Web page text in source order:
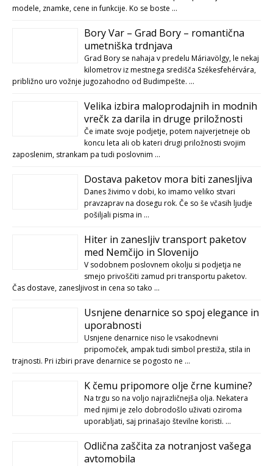
modele, znamke, cene in funkcije. Ko se boste …
Bory Var – Grad Bory – romantična
umetniška trdnjava
Grad Bory se nahaja v predelu Máriavölgy, le nekaj
kilometrov iz mestnega središča Székesfehérvára,
približno uro vožnje jugozahodno od Budimpešte. …
Velika izbira maloprodajnih in modnih
vrečk za darila in druge priložnosti
Če imate svoje podjetje, potem najverjetneje ob
koncu leta ali ob kateri drugi priložnosti svojim
zaposlenim, strankam pa tudi poslovnim …
Dostava paketov mora biti zanesljiva
Danes živimo v dobi, ko imamo veliko stvari
pravzaprav na dosegu rok. Če so še včasih ljudje
pošiljali pisma in …
Hiter in zanesljiv transport paketov
med Nemčijo in Slovenijo
V sodobnem poslovnem okolju si podjetja ne
smejo privoščiti zamud pri transportu paketov.
Čas dostave, zanesljivost in cena so tako …
Usnjene denarnice so spoj elegance in
uporabnosti
Usnjene denarnice niso le vsakodnevni
pripomoček, ampak tudi simbol prestiža, stila in
trajnosti. Pri izbiri prave denarnice se pogosto ne …
K čemu pripomore olje črne kumine?
Na trgu so na voljo najrazličnejša olja. Nekatera
med njimi je zelo dobrodošlo uživati oziroma
uporabljati, saj prinašajo številne koristi. …
Odlična zaščita za notranjost vašega
avtomobila